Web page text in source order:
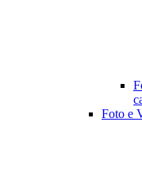
Foto e